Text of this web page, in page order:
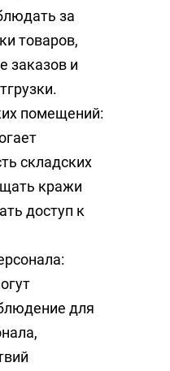
за
товаров,
заказов и
помещений:
складских
кражи
доступ к
для